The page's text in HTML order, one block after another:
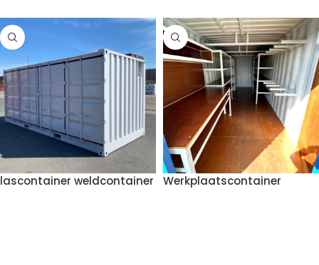
lascontainer weldcontainer Werkplaatscontainer